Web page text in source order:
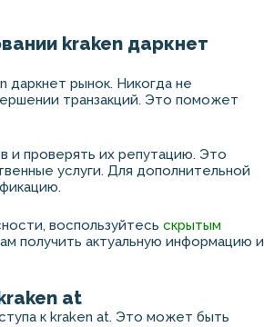
kraken даркнет
даркнет рынок. Никогда не
транзакций. Это поможет
и проверять их репутацию. Это
услуги. Для дополнительной
воспользуйтесь скрытым
получить актуальную информацию и
at
к kraken at. Это может быть